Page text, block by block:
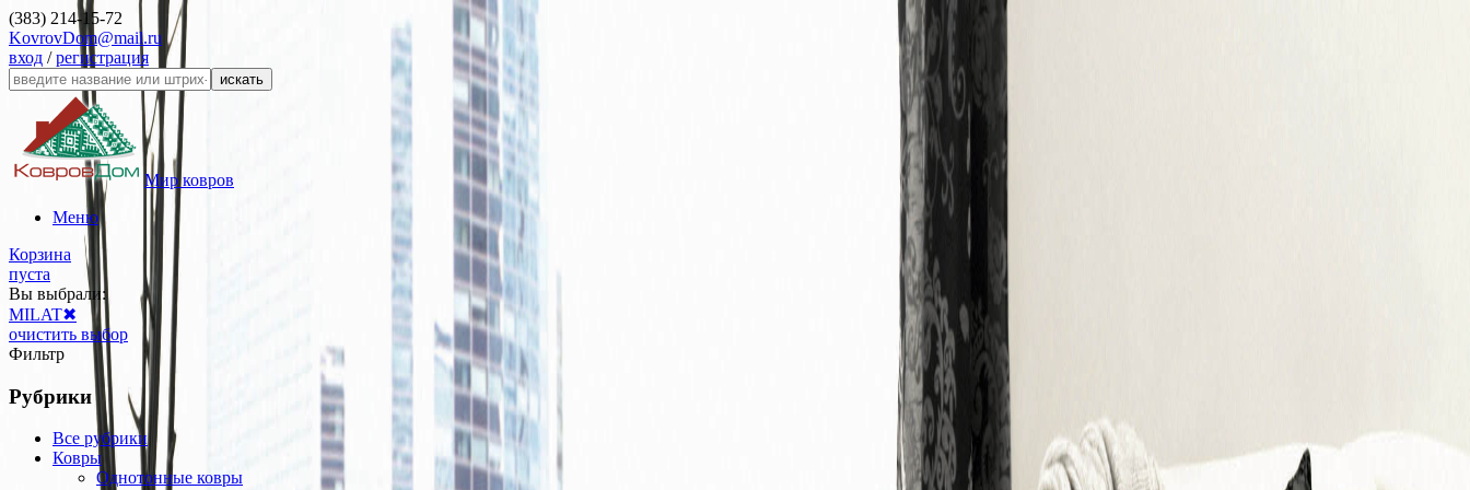
(383) 214-15-72
KovrovDom@mail.ru
вход /регистрация
искать
Мир ковров
Меню
Корзина
пуста
Вы выбрали:
MILAT✖
очистить выбор
Фильтр
Рубрики
Все рубрики
Ковры
Однотонные ковры